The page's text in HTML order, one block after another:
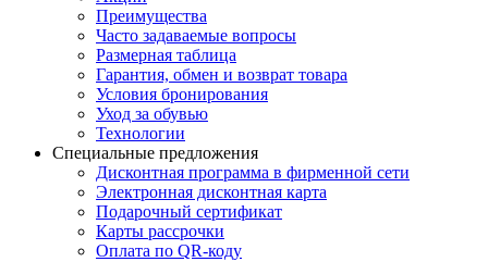
Преимущества
Часто задаваемые вопросы
Размерная таблица
Гарантия, обмен и возврат товара
Условия бронирования
Уход за обувью
Технологии
Специальные предложения
Дисконтная программа в фирменной сети
Электронная дисконтная карта
Подарочный сертификат
Карты рассрочки
Оплата по QR-коду